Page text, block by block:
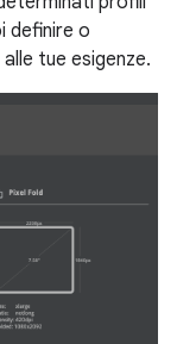
definire o
tue esigenze.